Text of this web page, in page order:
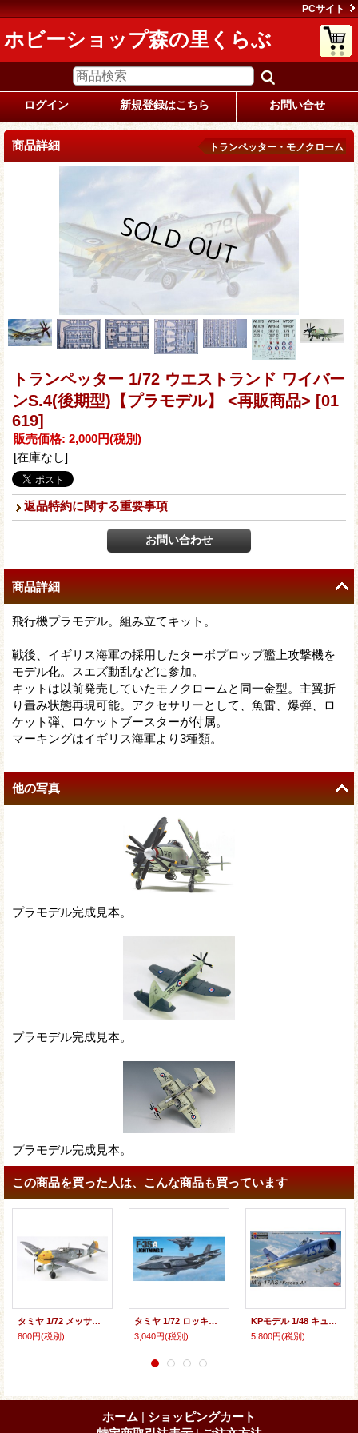
PCサイト
ホビーショップ森の里くらぶ
ログイン 新規登録はこちら お問い合せ
商品詳細 トランペッター・モノクローム
トランペッター 1/72 ウエストランド ワイバー
ンS.4(後期型)【プラモデル】 <再販商品> [01
619]
販売価格: 2,000円(税別)
[在庫なし]
返品特約に関する重要事項
商品詳細
飛行機プラモデル。組み立てキット。
戦後、イギリス海軍の採用したターボプロップ艦上攻撃機を
モデル化。スエズ動乱などに参加。
キットは以前発売していたモノクロームと同一金型。主翼折
り畳み状態再現可能。アクセサリーとして、魚雷、爆弾、ロ
ケット弾、ロケットブースターが付属。
マーキングはイギリス海軍より3種類。
他の写真
プラモデル完成見本。
プラモデル完成見本。
プラモデル完成見本。
この商品を買った人は、こんな商品も買っています
タミヤ 1/72 メッサーシュミットBf109E-4/7 TROP
800円(税別)
タミヤ 1/72 ロッキード マーチンF-35A ライトニングII【プラモデル】
3,040円(税別)
KPモデル 1/48 キューバ空軍 MiG-17AS フレスコA【プラモデル】
5,800円(税別)
ホーム | ショッピングカート